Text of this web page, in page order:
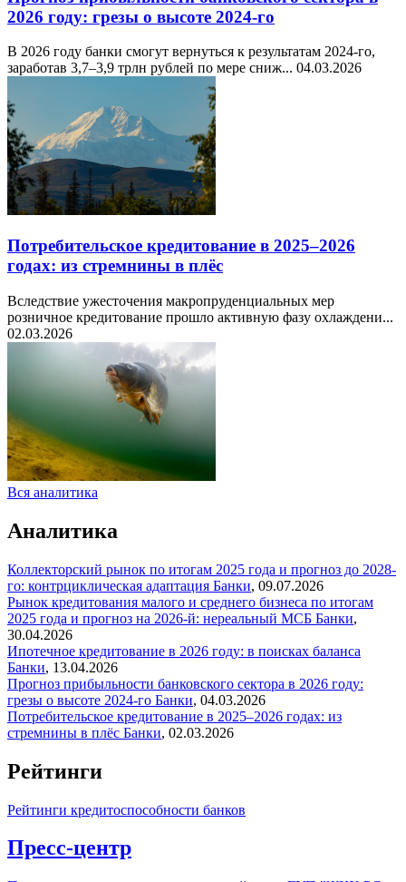
2026 году: грезы о высоте 2024-го
В 2026 году банки смогут вернуться к результатам 2024-го,
заработав 3,7–3,9 трлн рублей по мере сниж... 04.03.2026
Потребительское кредитование в 2025–2026
годах: из стремнины в плёс
Вследствие ужесточения макропруденциальных мер
розничное кредитование прошло активную фазу охлаждени...
02.03.2026
Вся аналитика
Аналитика
Коллекторский рынок по итогам 2025 года и прогноз до 2028-
го: контрциклическая адаптация Банки, 09.07.2026
Рынок кредитования малого и среднего бизнеса по итогам
2025 года и прогноз на 2026-й: нереальный МСБ Банки,
30.04.2026
Ипотечное кредитование в 2026 году: в поисках баланса
Банки, 13.04.2026
Прогноз прибыльности банковского сектора в 2026 году:
грезы о высоте 2024-го Банки, 04.03.2026
Потребительское кредитование в 2025–2026 годах: из
стремнины в плёс Банки, 02.03.2026
Рейтинги
Рейтинги кредитоспособности банков
Пресс-центр